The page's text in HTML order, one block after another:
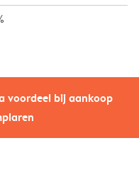
voordeel bij aankoop